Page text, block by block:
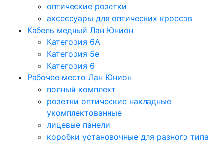
оптические розетки
аксессуары для оптических кроссов
Кабель медный Лан Юнион
Категория 6A
Категория 5e
Категория 6
Рабочее место Лан Юнион
полный комплект
розетки оптические накладные
укомплектованные
лицевые панели
коробки установочные для разного типа